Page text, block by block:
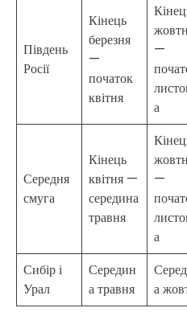
Південь
Росії
Кінець
березня
—
початок
квітня
—
а
Середня
смуга
Кінець
квітня —
середина
травня
—
а
Сибір і
Урал
Середин
а травня
а